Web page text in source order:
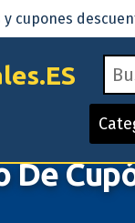
cupones
De